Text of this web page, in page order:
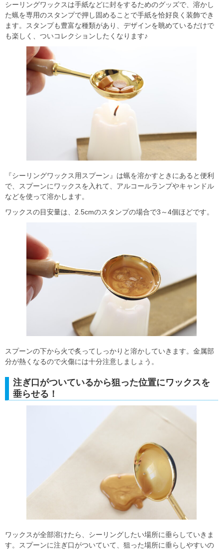
シーリングワックスは手紙などに封をするためのグッズで、溶かし
た蝋を専用のスタンプで押し固めることで手紙を恰好良く装飾でき
ます。スタンプも豊富な種類があり、デザインを眺めているだけで
も楽しく、ついコレクションしたくなります♪
『シーリングワックス用スプーン』は蝋を溶かすときにあると便利
で、スプーンにワックスを入れて、アルコールランプやキャンドル
などを使って溶かします。
ワックスの目安量は、2.5cmのスタンプの場合で3～4個ほどです。
スプーンの下から火で炙ってしっかりと溶かしていきます。金属部
分が熱くなるので火傷には十分注意しましょう。
注ぎ口がついているから狙った位置にワックスを
垂らせる！
ワックスが全部溶けたら、シーリングしたい場所に垂らしていきま
す。スプーンに注ぎ口がついていて、狙った場所に垂らしやすいの